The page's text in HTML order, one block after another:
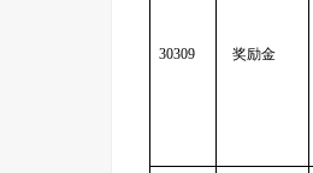
30309 奖励金